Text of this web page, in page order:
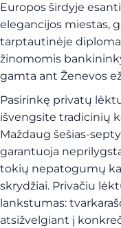
Europos širdyje
elegancijos miestas,
tarptautinėje
žinomomis
gamta ant Ženevos
Pasirinkę privatų
išvengsite tradicinių
Maždaug šešias-
garantuoja
tokių nepatogumų
skrydžiai. Privačiu
lankstumas:
atsižvelgiant į